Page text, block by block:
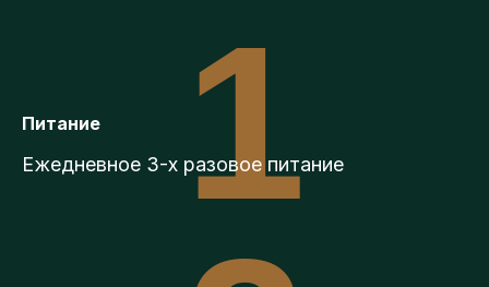
Питание
Ежедневное 3-х разовое питание
1